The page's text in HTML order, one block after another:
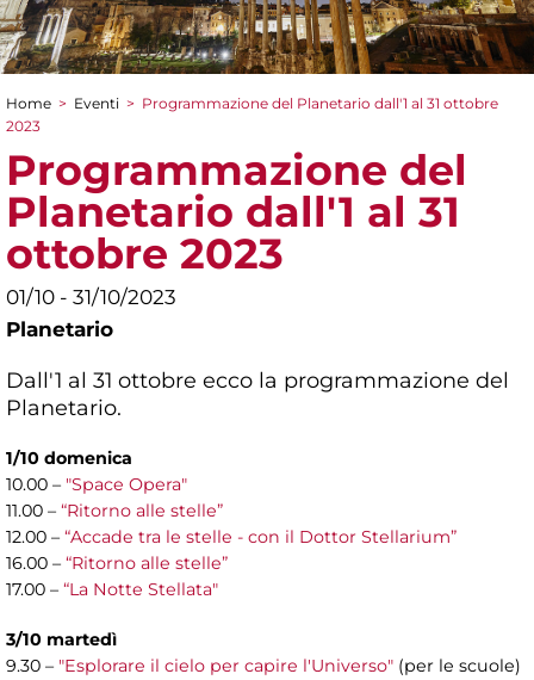
Tu sei qui
Home > Eventi > Programmazione del Planetario dall'1 al 31 ottobre
2023
Programmazione del
Planetario dall'1 al 31
ottobre 2023
01/10 - 31/10/2023
Planetario
Dall'1 al 31 ottobre ecco la programmazione del
Planetario.
1/10 domenica
10.00 – "Space Opera"
11.00 – “Ritorno alle stelle”
12.00 – “Accade tra le stelle - con il Dottor Stellarium”
16.00 – “Ritorno alle stelle”
17.00 – “La Notte Stellata"
3/10 martedì
9.30 – "Esplorare il cielo per capire l'Universo" (per le scuole)